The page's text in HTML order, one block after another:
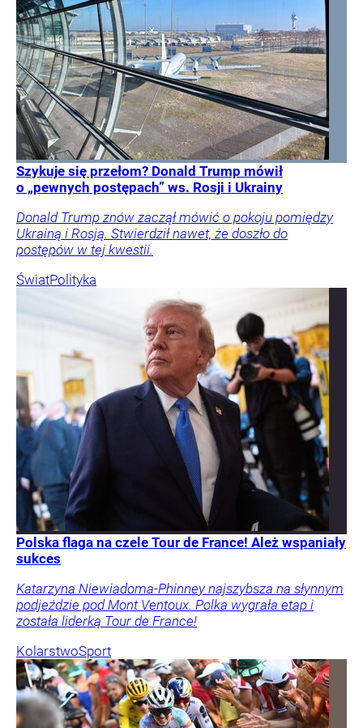
Szykuje się przełom? Donald Trump mówił
o „pewnych postępach” ws. Rosji i Ukrainy
Donald Trump znów zaczął mówić o pokoju pomiędzy
Ukrainą i Rosją. Stwierdził nawet, że doszło do
postępów w tej kwestii.
ŚwiatPolityka
Polska flaga na czele Tour de France! Ależ wspaniały
sukces
Katarzyna Niewiadoma-Phinney najszybsza na słynnym
podjeździe pod Mont Ventoux. Polka wygrała etap i
została liderką Tour de France!
KolarstwoSport